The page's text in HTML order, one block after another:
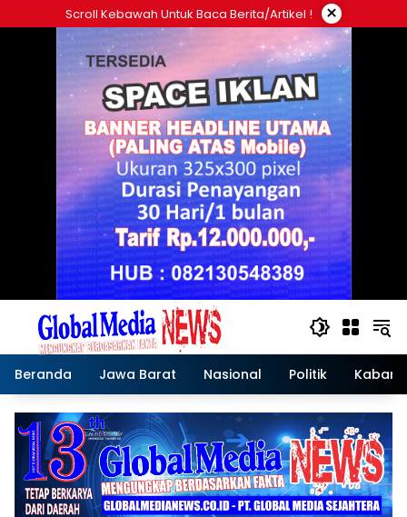
ke
Scroll Kebawah Untuk Baca Berita/artikel ! ×
Beranda Jawa Barat Nasional Politik Kabar